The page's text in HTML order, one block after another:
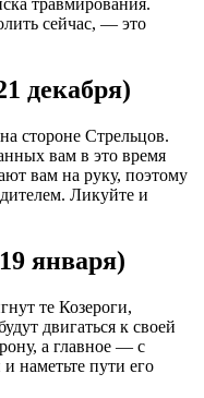
травмирования.
сейчас, — это
декабря)
стороне Стрельцов.
вам в это время
вам на руку, поэтому
Ликуйте и
января)
те Козероги,
двигаться к своей
а главное — с
и наметьте пути его